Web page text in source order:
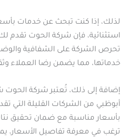
لذلك، إذا كنت تبحث عن خدمات
استثنائية، فإن شركة الحوت تقدم
تحرص الشركة على الشفافية
خدماتها، مما يضمن رضا العملاء
إضافة إلى ذلك، تُعتبر شركة الحوت
أبوظبي من الشركات القليلة التي
بأسعار مناسبة مع ضمان تحقيق
ترغب في معرفة تفاصيل الأسعار،